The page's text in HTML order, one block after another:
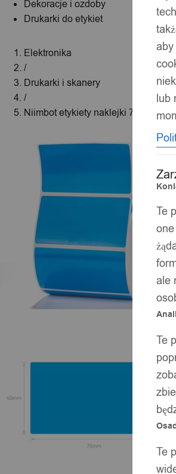
Dekoracje i ozdoby
Drukarki do etykiet
Elektronika
/
Drukarki i skanery
/
Niimbot etykiety naklejki 75*40mm
lub
Te
ale
Te
Te